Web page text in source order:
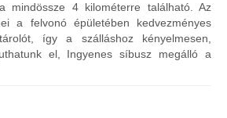
mindössze 4 kilométerre található. Az
a felvonó épületében kedvezményes
így a szálláshoz kényelmesen,
el, Ingyenes síbusz megálló a